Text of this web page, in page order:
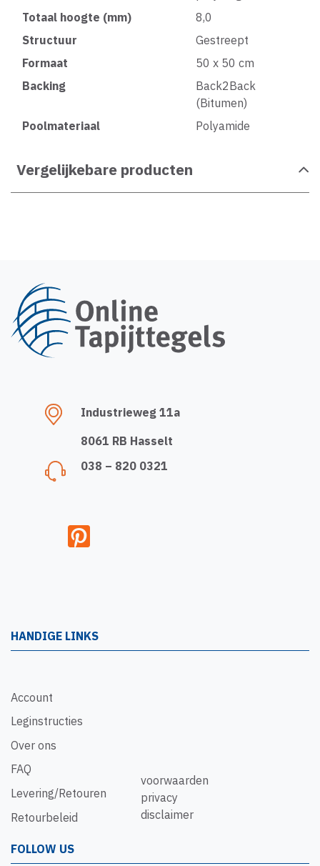
Totaal hoogte (mm)
8,0
Structuur
Gestreept
Formaat
50 x 50 cm
Backing
Back2Back
(Bitumen)
Poolmateriaal
Polyamide
Vergelijkebare producten
Industrieweg 11a
8061 RB Hasselt
038 – 820 0321
HANDIGE LINKS
Account
Leginstructies
Over ons
FAQ
Levering/Retouren
Retourbeleid
voorwaarden
privacy
disclaimer
FOLLOW US